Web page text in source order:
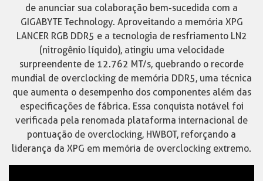
de anunciar sua colaboração bem-sucedida com a
GIGABYTE Technology. Aproveitando a memória XPG
LANCER RGB DDR5 e a tecnologia de resfriamento LN2
(nitrogênio líquido), atingiu uma velocidade
surpreendente de 12.762 MT/s, quebrando o recorde
mundial de overclocking de memória DDR5, uma técnica
que aumenta o desempenho dos componentes além das
especificações de fábrica. Essa conquista notável foi
verificada pela renomada plataforma internacional de
pontuação de overclocking, HWBOT, reforçando a
liderança da XPG em memória de overclocking extremo.